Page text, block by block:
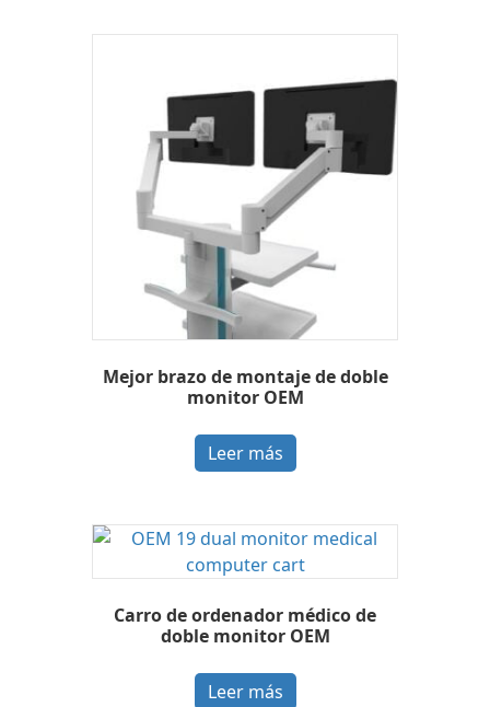
Mejor brazo de montaje de doble
monitor OEM
Leer más
Carro de ordenador médico de
doble monitor OEM
Leer más